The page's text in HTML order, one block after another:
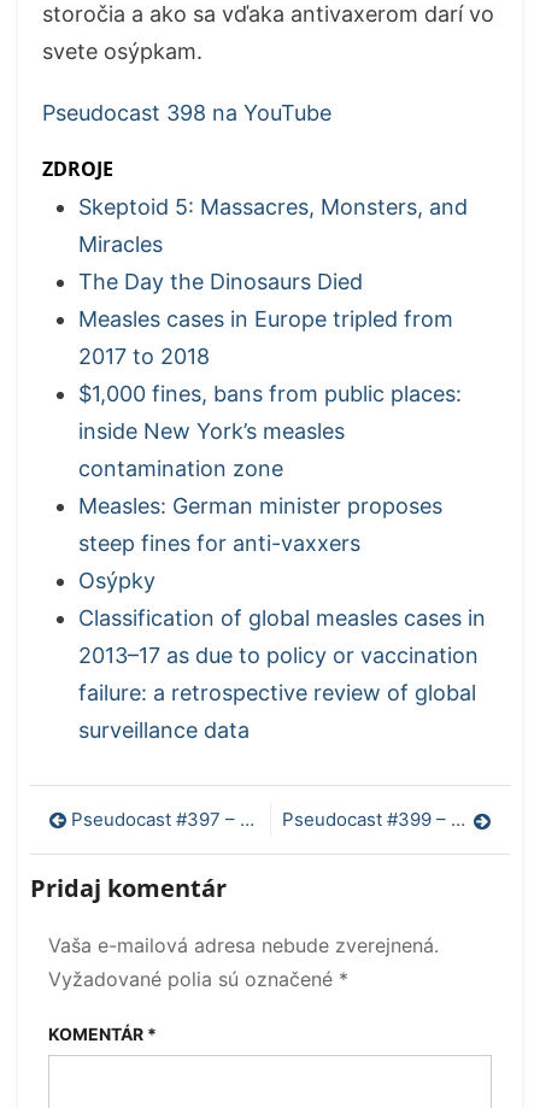
storočia a ako sa vďaka antivaxerom darí vo
svete osýpkam.
Pseudocast 398 na YouTube
ZDROJE
Skeptoid 5: Massacres, Monsters, and
Miracles
The Day the Dinosaurs Died
Measles cases in Europe tripled from
2017 to 2018
$1,000 fines, bans from public places:
inside New York’s measles
contamination zone
Measles: German minister proposes
steep fines for anti-vaxxers
Osýpky
Classification of global measles cases in
2013–17 as due to policy or vaccination
failure: a retrospective review of global
surveillance data
Navigácia
v
článku
Pseudocast #397 – Elektronické cigarety, bermudský trojuholník, baktérie, klam preživších Pseudocast #399 – Podiel CO2 v atmosfére, Blue Moon, hviezdna obloha, nálezisko Qingjiang, detektor lži
Pridaj komentár
Vaša e-mailová adresa nebude zverejnená.
Vyžadované polia sú označené *
KOMENTÁR *